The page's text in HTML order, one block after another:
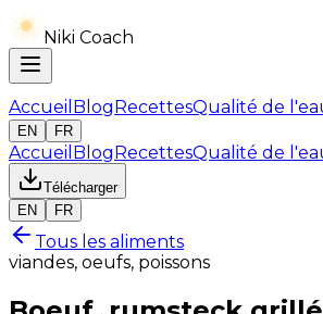
Niki Coach
Accueil BlogRecettesQualité de
EN
FR
Accueil BlogRecettesQualité de
Télécharger
EN
FR
Tous les aliments
viandes, oeufs, poissons